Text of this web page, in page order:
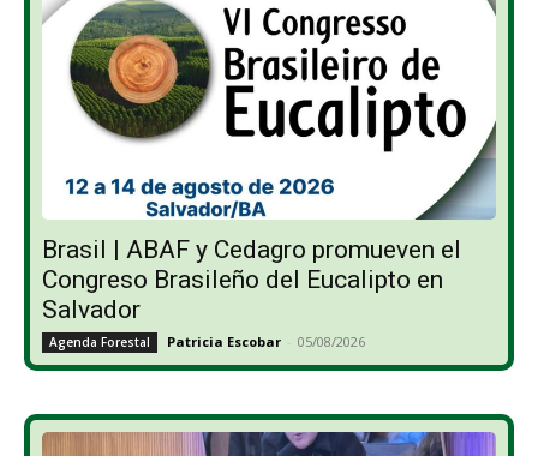
Brasil | ABAF y Cedagro promueven el
Congreso Brasileño del Eucalipto en
Salvador
Agenda Forestal Patricia Escobar - 05/08/2026